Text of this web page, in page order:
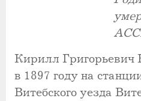
Кирилл Григорьевич
в 1897 году на
Витебского уезда